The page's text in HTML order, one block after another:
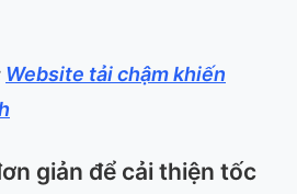
Website tải chậm khiến
giản để cải thiện tốc